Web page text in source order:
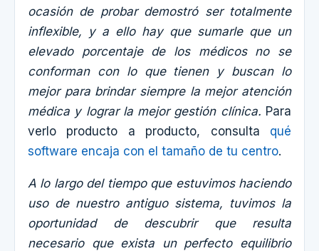
ocasión de probar demostró ser totalmente
inflexible, y a ello hay que sumarle que un
elevado porcentaje de los médicos no se
conforman con lo que tienen y buscan lo
mejor para brindar siempre la mejor atención
médica y lograr la mejor gestión clínica. Para
verlo producto a producto, consulta qué
software encaja con el tamaño de tu centro.
A lo largo del tiempo que estuvimos haciendo
uso de nuestro antiguo sistema, tuvimos la
oportunidad de descubrir que resulta
necesario que exista un perfecto equilibrio